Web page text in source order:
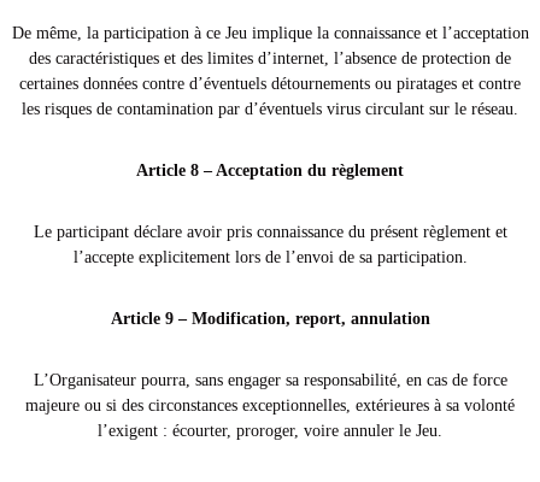
De même, la participation à ce Jeu implique la connaissance et l’acceptation
des caractéristiques et des limites d’internet, l’absence de protection de
certaines données contre d’éventuels détournements ou piratages et contre
les risques de contamination par d’éventuels virus circulant sur le réseau.
Article 8 – Acceptation du règlement
Le participant déclare avoir pris connaissance du présent règlement et
l’accepte explicitement lors de l’envoi de sa participation.
Article 9 – Modification, report, annulation
L’Organisateur pourra, sans engager sa responsabilité, en cas de force
majeure ou si des circonstances exceptionnelles, extérieures à sa volonté
l’exigent : écourter, proroger, voire annuler le Jeu.